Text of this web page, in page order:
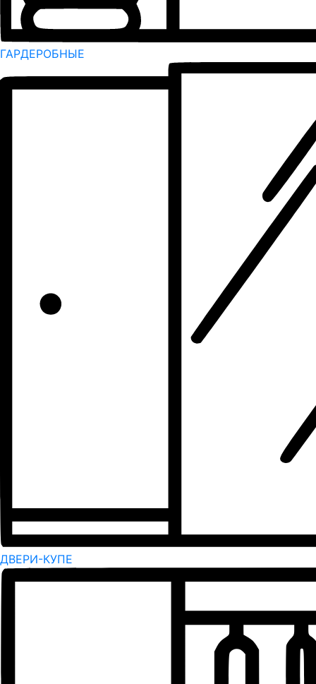
ГАРДЕРОБНЫЕ
ДВЕРИ-КУПЕ